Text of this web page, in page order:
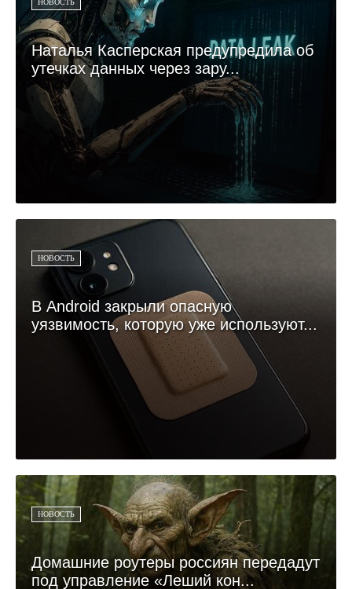
НОВОСТЬ
Наталья Касперская предупредила об
утечках данных через зару...
НОВОСТЬ
В Android закрыли опасную
уязвимость, которую уже используют...
НОВОСТЬ
Домашние роутеры россиян передадут
под управление «Леший кон...